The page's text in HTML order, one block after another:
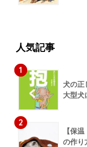
人気記事
1
犬の正
大型犬
2
【保
の作り